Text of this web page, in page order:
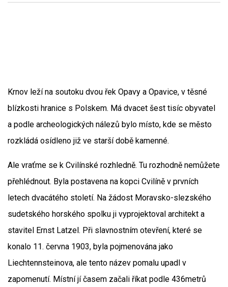
Krnov leží na soutoku dvou řek Opavy a Opavice, v těsné
blízkosti hranice s Polskem. Má dvacet šest tisíc obyvatel
a podle archeologických nálezů bylo místo, kde se město
rozkládá osídleno již ve starší době kamenné.
Ale vraťme se k Cvilínské rozhledně. Tu rozhodně nemůžete
přehlédnout. Byla postavena na kopci Cvilíně v prvních
letech dvacátého století. Na žádost Moravsko-slezského
sudetského horského spolku ji vyprojektoval architekt a
stavitel Ernst Latzel. Při slavnostním otevření, které se
konalo 11. června 1903, byla pojmenována jako
Liechtennsteinova, ale tento název pomalu upadl v
zapomenutí. Místní jí časem začali říkat podle 436metrů